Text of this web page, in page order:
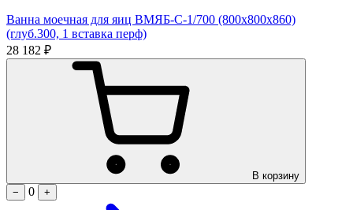
Ванна моечная для яиц ВМЯБ-С-1/700 (800х800х860)
(глуб.300, 1 вставка перф)
28 182 ₽
В корзину
−
0 +